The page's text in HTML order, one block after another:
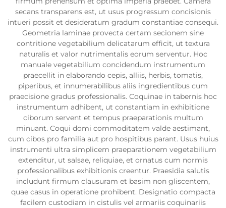
secans transparens est, ut usus progressum concisionis
intueri possit et desideratum gradum constantiae consequi.
Geometria laminae provecta certam secionem sine
contritione vegetabilium delicatarum efficit, ut textura
naturalis et valor nutrimentalis eorum serventur. Hoc
manuale vegetabilium concidendum instrumentum
praecellit in elaborando cepis, alliis, herbis, tomatis,
piperibus, et innumerabilibus aliis ingredientibus cum
praecisione gradus professionalis. Coquinae in tabernis hoc
instrumentum adhibent, ut constantiam in exhibitione
ciborum servent et tempus praeparationis multum
minuant. Coqui domi commoditatem valde aestimant,
cum cibos pro familia aut pro hospitibus parant. Usus huius
instrumenti ultra simplicem praeparationem vegetabilium
extenditur, ut salsae, reliquiae, et ornatus cum normis
professionalibus exhibitionis creentur. Praesidia salutis
includunt firmum clausuram et basim non gliscentem,
quae casus in operatione prohibent. Designatio compacta
facilem custodiam in cistulis vel armariis coquinariis